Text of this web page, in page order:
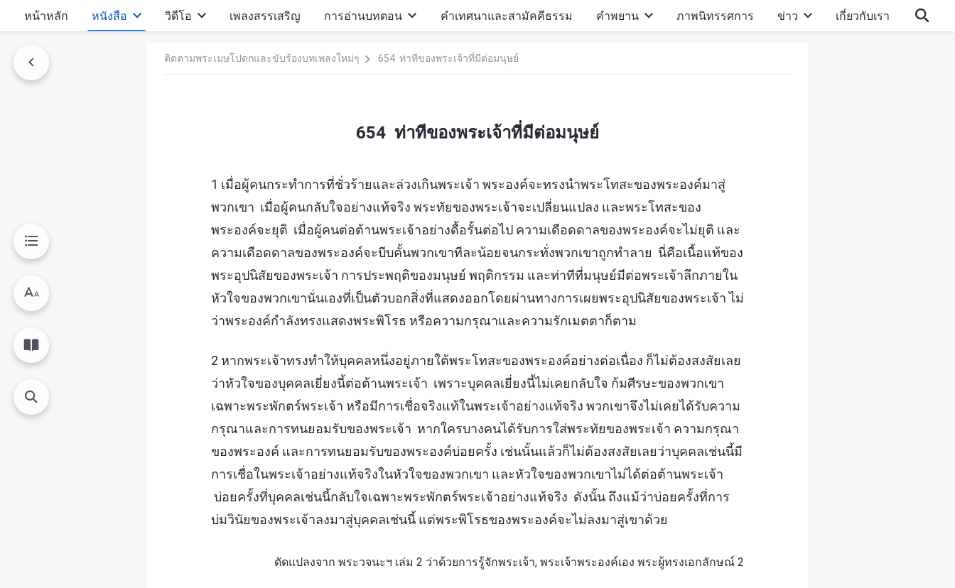
หน้าหลัก หนังสือ วิดีโอ เพลงสรรเสริญ การอ่านบทตอน คำเทศนาและสามัคคีธรรม คำพยาน ภาพนิทรรศการ ข่าว เกี่ยวกับเรา
ติดตามพระเมษโปดกและขับร้องบทเพลงใหม่ๆ 654 ท่าทีของพระเจ้าที่มีต่อมนุษย์
654 ท่าทีของพระเจ้าที่มีต่อมนุษย์
1 เมื่อผู้คนกระทำการที่ชั่วร้ายและล่วงเกินพระเจ้า พระองค์จะทรงนำพระโทสะของพระองค์มาสู่
พวกเขา เมื่อผู้คนกลับใจอย่างแท้จริง พระทัยของพระเจ้าจะเปลี่ยนแปลง และพระโทสะของ
พระองค์จะยุติ เมื่อผู้คนต่อต้านพระเจ้าอย่างดื้อรั้นต่อไป ความเดือดดาลของพระองค์จะไม่ยุติ และ
ความเดือดดาลของพระองค์จะบีบคั้นพวกเขาทีละน้อยจนกระทั่งพวกเขาถูกทำลาย นี่คือเนื้อแท้ของ
พระอุปนิสัยของพระเจ้า การประพฤติของมนุษย์ พฤติกรรม และท่าทีที่มนุษย์มีต่อพระเจ้าลึกภายใน
หัวใจของพวกเขานั่นเองที่เป็นตัวบอกสิ่งที่แสดงออกโดยผ่านทางการเผยพระอุปนิสัยของพระเจ้า ไม่
ว่าพระองค์กำลังทรงแสดงพระพิโรธ หรือความกรุณาและความรักเมตตาก็ตาม
2 หากพระเจ้าทรงทำให้บุคคลหนึ่งอยู่ภายใต้พระโทสะของพระองค์อย่างต่อเนื่อง ก็ไม่ต้องสงสัยเลย
ว่าหัวใจของบุคคลเยี่ยงนี้ต่อต้านพระเจ้า เพราะบุคคลเยี่ยงนี้ไม่เคยกลับใจ ก้มศีรษะของพวกเขา
เฉพาะพระพักตร์พระเจ้า หรือมีการเชื่อจริงแท้ในพระเจ้าอย่างแท้จริง พวกเขาจึงไม่เคยได้รับความ
กรุณาและการทนยอมรับของพระเจ้า หากใครบางคนได้รับการใส่พระทัยของพระเจ้า ความกรุณา
ของพระองค์ และการทนยอมรับของพระองค์บ่อยครั้ง เช่นนั้นแล้วก็ไม่ต้องสงสัยเลยว่าบุคคลเช่นนี้มี
การเชื่อในพระเจ้าอย่างแท้จริงในหัวใจของพวกเขา และหัวใจของพวกเขาไม่ได้ต่อต้านพระเจ้า
บ่อยครั้งที่บุคคลเช่นนี้กลับใจเฉพาะพระพักตร์พระเจ้าอย่างแท้จริง ดังนั้น ถึงแม้ว่าบ่อยครั้งที่การ
บ่มวินัยของพระเจ้าลงมาสู่บุคคลเช่นนี้ แต่พระพิโรธของพระองค์จะไม่ลงมาสู่เขาด้วย
ดัดแปลงจาก พระวจนะฯ เล่ม 2 ว่าด้วยการรู้จักพระเจ้า, พระเจ้าพระองค์เอง พระผู้ทรงเอกลักษณ์ 2